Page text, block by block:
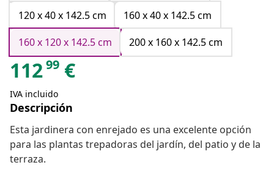
120 x 40 x 142.5 cm
160 x 40 x 142.5 cm
160 x 120 x 142.5 cm
200 x 160 x 142.5 cm
11299 €
IVA incluido
Descripción
Esta jardinera con enrejado es una excelente opción
para las plantas trepadoras del jardín, del patio y de la
terraza.